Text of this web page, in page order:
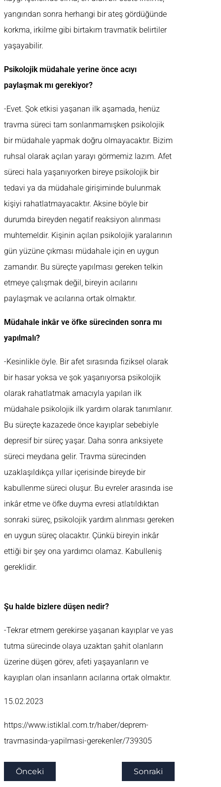
yangından sonra herhangi bir ateş gördüğünde
korkma, irkilme gibi birtakım travmatik belirtiler
yaşayabilir.
Psikolojik müdahale yerine önce acıyı
paylaşmak mı gerekiyor?
-Evet. Şok etkisi yaşanan ilk aşamada, henüz
travma süreci tam sonlanmamışken psikolojik
bir müdahale yapmak doğru olmayacaktır. Bizim
ruhsal olarak açılan yarayı görmemiz lazım. Afet
süreci hala yaşanıyorken bireye psikolojik bir
tedavi ya da müdahale girişiminde bulunmak
kişiyi rahatlatmayacaktır. Aksine böyle bir
durumda bireyden negatif reaksiyon alınması
muhtemeldir. Kişinin açılan psikolojik yaralarının
gün yüzüne çıkması müdahale için en uygun
zamandır. Bu süreçte yapılması gereken telkin
etmeye çalışmak değil, bireyin acılarını
paylaşmak ve acılarına ortak olmaktır.
Müdahale inkâr ve öfke sürecinden sonra mı
yapılmalı?
-Kesinlikle öyle. Bir afet sırasında fiziksel olarak
bir hasar yoksa ve şok yaşanıyorsa psikolojik
olarak rahatlatmak amacıyla yapılan ilk
müdahale psikolojik ilk yardım olarak tanımlanır.
Bu süreçte kazazede önce kayıplar sebebiyle
depresif bir süreç yaşar. Daha sonra anksiyete
süreci meydana gelir. Travma sürecinden
uzaklaşıldıkça yıllar içerisinde bireyde bir
kabullenme süreci oluşur. Bu evreler arasında ise
inkâr etme ve öfke duyma evresi atlatıldıktan
sonraki süreç, psikolojik yardım alınması gereken
en uygun süreç olacaktır. Çünkü bireyin inkâr
ettiği bir şey ona yardımcı olamaz. Kabulleniş
gereklidir.
Şu halde bizlere düşen nedir?
-Tekrar etmem gerekirse yaşanan kayıplar ve yas
tutma sürecinde olaya uzaktan şahit olanların
üzerine düşen görev, afeti yaşayanların ve
kayıpları olan insanların acılarına ortak olmaktır.
15.02.2023
https://www.istiklal.com.tr/haber/deprem-
travmasinda-yapilmasi-gerekenler/739305
Önceki Sonraki